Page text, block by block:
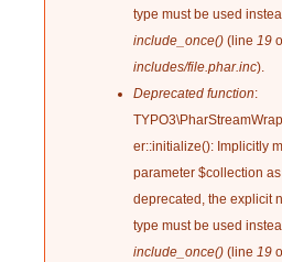
type must be used
include_once() (line 19
includes/file.phar.inc).
Deprecated function:
er::initialize(): Implicitly
parameter $collection
deprecated, the explicit
type must be used
include_once() (line 19